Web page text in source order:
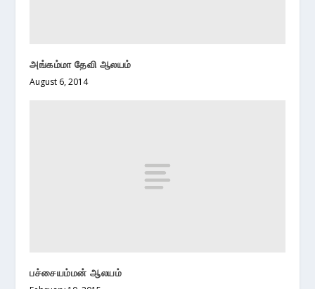
அங்கம்மா தேவி ஆலயம்
August 6, 2014
பச்சையம்மன் ஆலயம்